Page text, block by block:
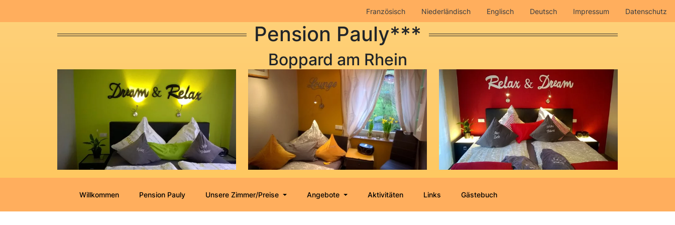
Französisch Niederländisch Englisch Deutsch Impressum Datenschutz
Pension Pauly***
Boppard am Rhein
Willkommen Pension Pauly Unsere Zimmer/Preise Angebote Aktivitäten Links Gästebuch